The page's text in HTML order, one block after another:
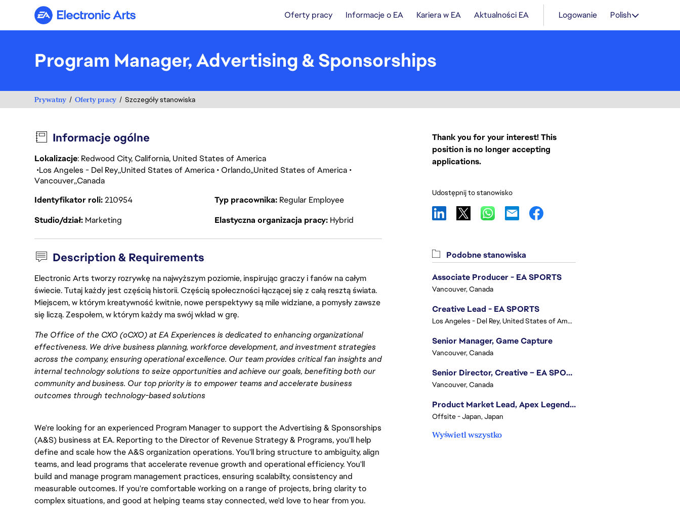
Electronic Arts Oferty pracy Informacje o EA Kariera w EA Aktualności EA Logowanie Polish
Program Manager, Advertising & Sponsorships
Prywatny Oferty pracy Szczegóły stanowiska
Informacje ogólne
Lokalizacje: Redwood City, California, United States of America
Los Angeles - Del Rey United States of America Orlando United States of America
Vancouver Canada
Identyfikator roli210954 Typ pracownika Regular Employee
Studio/dział Marketing Elastyczna organizacja pracy Hybrid
Description & Requirements
Electronic Arts tworzy rozrywkę na najwyższym poziomie, inspirując graczy i fanów na całym
świecie. Tutaj każdy jest częścią historii. Częścią społeczności łączącej się z całą resztą świata.
Miejscem, w którym kreatywność kwitnie, nowe perspektywy są mile widziane, a pomysły zawsze
się liczą. Zespołem, w którym każdy ma swój wkład w grę.
The Office of the CXO (oCXO) at EA Experiences is dedicated to enhancing organizational
effectiveness. We drive business planning, workforce development, and investment strategies
across the company, ensuring operational excellence. Our team provides critical fan insights and
internal technology solutions to seize opportunities and achieve our goals, benefiting both our
community and business. Our top priority is to empower teams and accelerate business
outcomes through technology-based solutions
We're looking for an experienced Program Manager to support the Advertising & Sponsorships
(A&S) business at EA. Reporting to the Director of Revenue Strategy & Programs, you'll help
define and scale how the A&S organization operations. You'll bring structure to ambiguity, align
teams, and lead programs that accelerate revenue growth and operational efficiency. You'll
build and manage program management practices, ensuring scalabilty, consistency and
measurable outcomes. If you're comfortable working on a range of projects, bring clarity to
complex situations, and good at helping teams stay connected, we'd love to hear from you.
Thank you for your interest! This
position is no longer accepting
applications.
Udostępnij to stanowisko
Podobne stanowiska
Associate Producer - EA SPORTS
Vancouver, Canada
Creative Lead - EA SPORTS
Los Angeles - Del Rey, United States of America
Senior Manager, Game Capture
Vancouver, Canada
Senior Director, Creative – EA SPORTS FC
Vancouver, Canada
Product Market Lead, Apex Legends Japan
Offsite - Japan, Japan
Wyświetl wszystko